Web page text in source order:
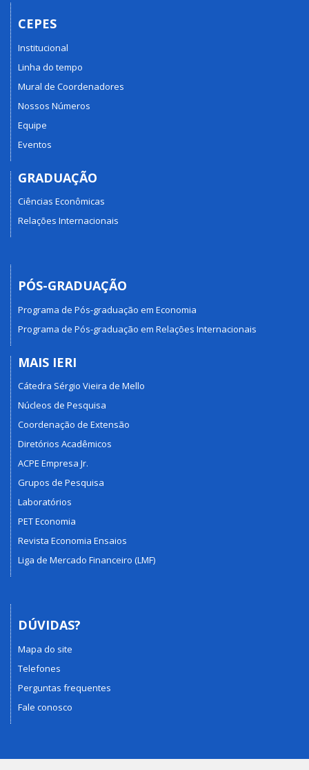
CEPES
Institucional
Linha do tempo
Mural de Coordenadores
Nossos Números
Equipe
Eventos
GRADUAÇÃO
Ciências Econômicas
Relações Internacionais
PÓS-GRADUAÇÃO
Programa de Pós-graduação em Economia
Programa de Pós-graduação em Relações Internacionais
MAIS IERI
Cátedra Sérgio Vieira de Mello
Núcleos de Pesquisa
Coordenação de Extensão
Diretórios Acadêmicos
ACPE Empresa Jr.
Grupos de Pesquisa
Laboratórios
PET Economia
Revista Economia Ensaios
Liga de Mercado Financeiro (LMF)
DÚVIDAS?
Mapa do site
Telefones
Perguntas frequentes
Fale conosco